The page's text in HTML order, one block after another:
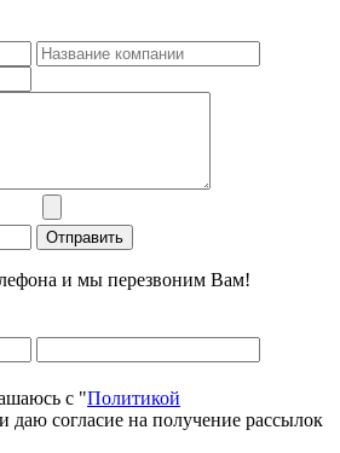
и мы перезвоним Вам!
с "Политикой
даю согласие на получение рассылок